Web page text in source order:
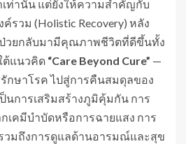
เท่านั้น แต่ยังให้ความสำคัญกับ
วม (Holistic Recovery) หลัง
ป่วยกลับมามีคุณภาพชีวิตที่ดีขึ้นทั้ง
ต้แนวคิด “Care Beyond Cure” —
กษาโรค ไปสู่การคืนสมดุลของ
นการเสริมสร้างภูมิคุ้มกัน การ
เคมีบำบัดหรือการฉายแสง การ
วมถึงการดูแลด้านอารมณ์และสุข